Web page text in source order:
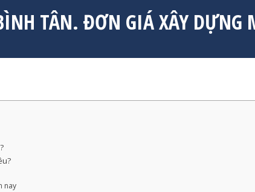
TÂN. ĐƠN GIÁ XÂY DỰNG
nay